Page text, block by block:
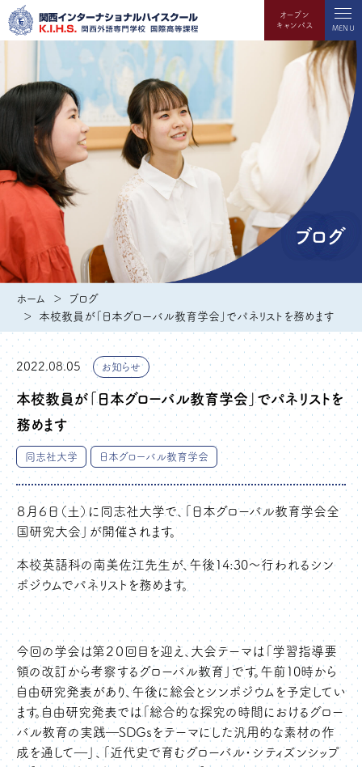
オープン
キャンパス
MENU
ブログ
ホーム
ブログ
本校教員が「日本グローバル教育学会」でパネリストを務めます
2022.08.05 お知らせ
本校教員が「日本グローバル教育学会」でパネリストを
務めます
同志社大学 日本グローバル教育学会
８月６日（土）に同志社大学で、「日本グローバル教育学会全
国研究大会」が開催されます。
本校英語科の南美佐江先生が、午後14:30～行われるシン
ポジウムでパネリストを務めます。
今回の学会は第２０回目を迎え、大会テーマは「学習指導要
領の改訂から考察するグローバル教育」です。午前10時から
自由研究発表があり、午後に総会とシンポジウムを予定してい
ます。自由研究発表では「総合的な探究の時間におけるグロー
バル教育の実践―SDGsをテーマにした汎用的な素材の作
成を通して―」、「近代史で育むグローバル・シティズンシップ